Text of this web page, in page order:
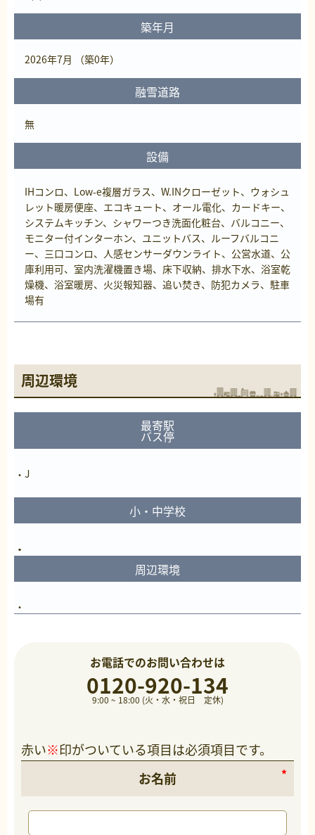
築年月
2026年7月 （築0年）
融雪道路
無
設備
IHコンロ、Low-e複層ガラス、W.INクローゼット、ウォシュ
レット暖房便座、エコキュート、オール電化、カードキー、
システムキッチン、シャワーつき洗面化粧台、バルコニー、
モニター付インターホン、ユニットバス、ルーフバルコニ
ー、三口コンロ、人感センサーダウンライト、公営水道、公
庫利用可、室内洗濯機置き場、床下収納、排水下水、浴室乾
燥機、浴室暖房、火災報知器、追い焚き、防犯カメラ、駐車
場有
周辺環境
最寄駅
バス停
J
小・中学校
周辺環境
お電話でのお問い合わせは
0120-920-134
9:00 ~ 18:00 (火・水・祝日 定休)
赤い※印がついている項目は必須項目です。
お名前